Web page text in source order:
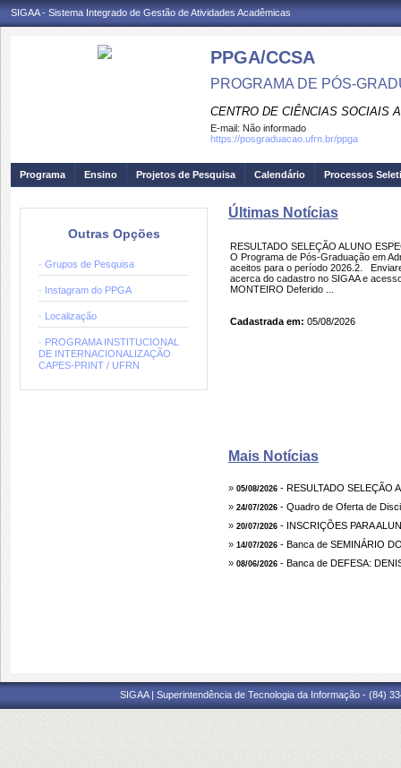
SIGAA - Sistema Integrado de Gestão de Atividades Acadêmicas
PPGA/CCSA
PROGRAMA DE PÓS-
CENTRO DE CIÊNCIAS SOCIAIS
E-mail: Não informado
https://posgraduacao.ufrn.br/ppga
Programa Ensino Projetos de Pesquisa Calendário Processos
Outras Opções
· Grupos de Pesquisa
· Instagram do PPGA
· Localização
· PROGRAMA INSTITUCIONAL
DE INTERNACIONALIZAÇÃO
CAPES-PRINT / UFRN
Últimas Notícias
RESULTADO SELEÇÃO ALUNO
O Programa de Pós-Graduação em
aceitos para o período 2026.2.
acerca do cadastro no SIGAA e
MONTEIRO Deferido ...
Cadastrada em: 05/08/2026
Mais Notícias
» 05/08/2026 - RESULTADO SELEÇÃO
» 24/07/2026 - Quadro de Oferta de
» 20/07/2026 - INSCRIÇÕES PARA
» 14/07/2026 - Banca de SEMINÁRIO
» 08/06/2026 - Banca de DEFESA:
SIGAA | Superintendência de Tecnologia da Informação - (84)